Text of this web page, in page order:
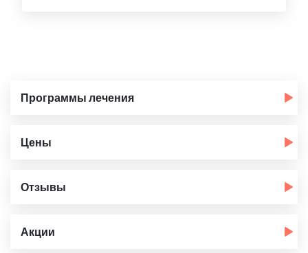
Программы лечения
Цены
Отзывы
Акции